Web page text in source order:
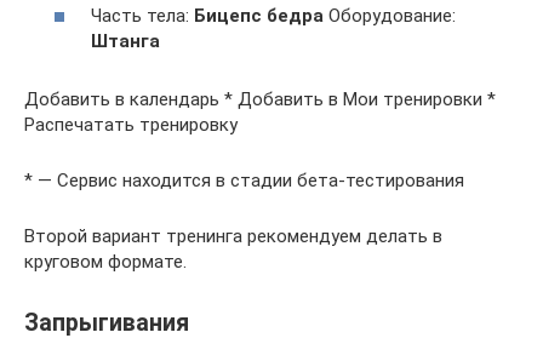
Часть тела: Бицепс бедра Оборудование:
Штанга
Добавить в календарь * Добавить в Мои тренировки *
Распечатать тренировку
* — Сервис находится в стадии бета-тестирования
Второй вариант тренинга рекомендуем делать в
круговом формате.
Запрыгивания